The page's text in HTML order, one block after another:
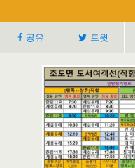
공유 트윗